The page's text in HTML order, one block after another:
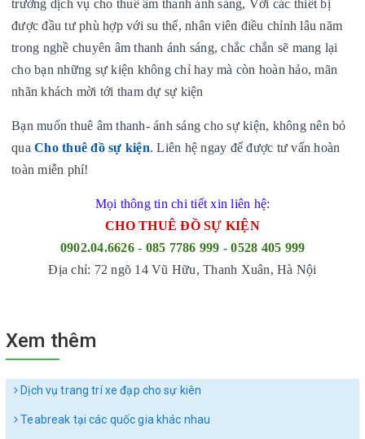
trường dịch vụ cho thuê âm thanh ánh sáng, Với các thiết bị
được đầu tư phù hợp với su thế, nhân viên điều chỉnh lâu năm
trong nghề chuyên âm thanh ánh sáng, chắc chắn sẽ mang lại
cho bạn những sự kiện không chỉ hay mà còn hoàn hảo, mãn
nhãn khách mời tới tham dự sự kiện
Bạn muốn thuê âm thanh- ánh sáng cho sự kiện, không nên bỏ
qua Cho thuê đồ sự kiện. Liên hệ ngay để được tư vấn hoàn
toàn miễn phí!
Mọi thông tin chi tiết xin liên hệ:
CHO THUÊ ĐỒ SỰ KIỆN
0902.04.6626 - 085 7786 999 - 0528 405 999
Địa chỉ: 72 ngõ 14 Vũ Hữu, Thanh Xuân, Hà Nội
Xem thêm
Dịch vụ trang trí xe đạp cho sự kiên
Teabreak tại các quốc gia khác nhau